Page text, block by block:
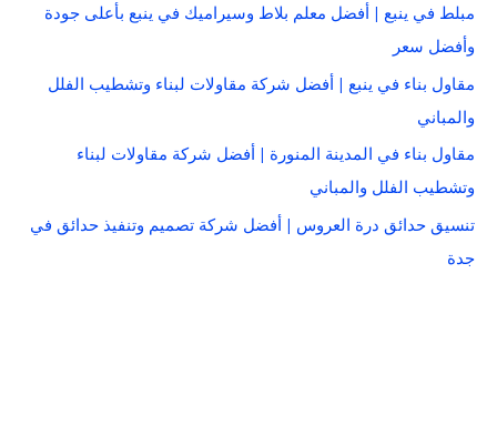
مبلط في ينبع | أفضل معلم بلاط وسيراميك في ينبع بأعلى جودة
وأفضل سعر
مقاول بناء في ينبع | أفضل شركة مقاولات لبناء وتشطيب الفلل
والمباني
مقاول بناء في المدينة المنورة | أفضل شركة مقاولات لبناء
وتشطيب الفلل والمباني
تنسيق حدائق درة العروس | أفضل شركة تصميم وتنفيذ حدائق في
جدة